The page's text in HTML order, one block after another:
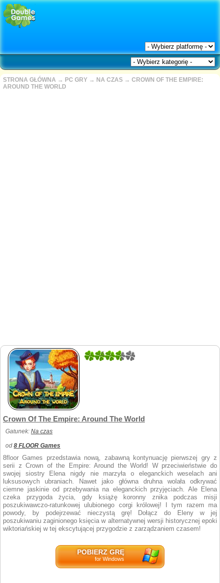
STRONA GŁÓWNA → PC GRY → NA CZAS → CROWN OF THE EMPIRE:
AROUND THE WORLD
5
Crown Of The Empire: Around The World
Gatunek: Na czas
od 8 FLOOR Games
8floor Games przedstawia nową, zabawną kontynuację pierwszej gry z
serii z Crown of the Empire: Around the World! W przeciwieństwie do
swojej siostry Elena nigdy nie marzyła o eleganckich weselach ani
luksusowych ubraniach. Nawet jako główna druhna wolała odkrywać
ciemne jaskinie od przebywania na eleganckich przyjęciach. Ale Elena
czeka przygoda życia, gdy książę koronny znika podczas misji
poszukiwawczo-ratunkowej ulubionego corgi królowej! I tym razem ma
powody, by podejrzewać nieczystą grę! Dołącz do Eleny w jej
poszukiwaniu zaginionego księcia w alternatywnej wersji historycznej epoki
wiktoriańskiej w tej ekscytującej przygodzie z zarządzaniem czasem!
POBIERZ GRĘ
for Windows